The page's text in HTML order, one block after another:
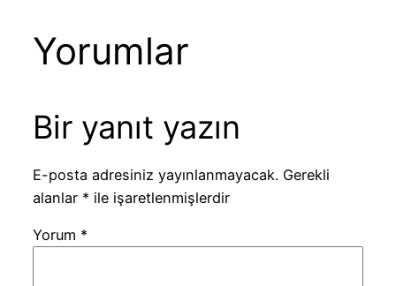
Yorumlar
Bir yanıt yazın
E-posta adresiniz yayınlanmayacak. Gerekli
alanlar * ile işaretlenmişlerdir
Yorum *